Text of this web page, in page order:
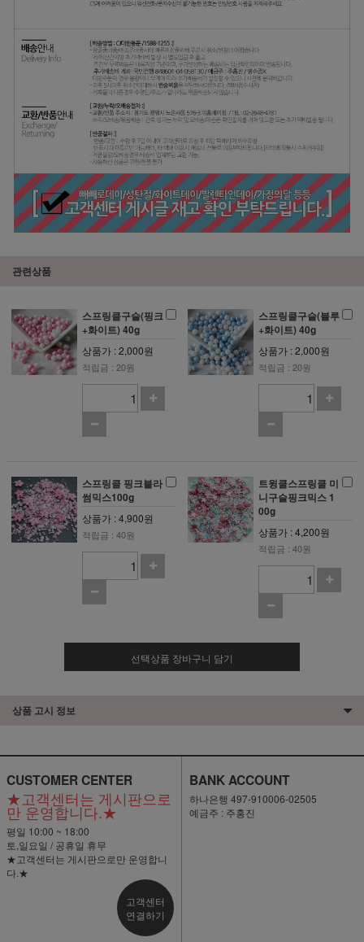
관련상품
스프링클구슬(핑크
+화이트) 40g
상품가 : 2,000원
적립금 : 20원
스프링클구슬(블루
+화이트) 40g
상품가 : 2,000원
적립금 : 20원
스프링클 핑크블라
썸믹스100g
상품가 : 4,900원
적립금 : 40원
트윙클스프링클 미
니구슬핑크믹스 1
00g
상품가 : 4,200원
적립금 : 40원
선택상품 장바구니 담기
상품 고시 정보
CUSTOMER CENTER
★고객센터는 게시판으로
만 운영합니다.★
평일 10:00 ~ 18:00
토,일요일 / 공휴일 휴무
★고객센터는 게시판으로만 운영합니
다.★
고객센터
연결하기
BANK ACCOUNT
하나은행 497-910006-02505
예금주 : 주홍진